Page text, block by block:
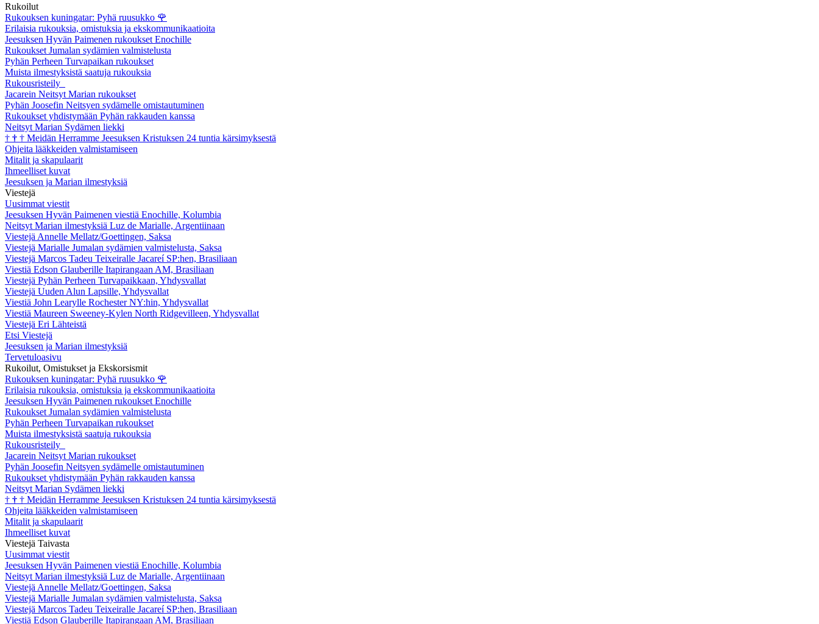
Rukoilut
Rukouksen kuningatar: Pyhä ruusukko 🌹
Erilaisia rukouksia, omistuksia ja ekskommunikaatioita
Jeesuksen Hyvän Paimenen rukoukset Enochille
Rukoukset Jumalan sydämien valmistelusta
Pyhän Perheen Turvapaikan rukoukset
Muista ilmestyksistä saatuja rukouksia
Rukousristeily
Jacarein Neitsyt Marian rukoukset
Pyhän Joosefin Neitsyen sydämelle omistautuminen
Rukoukset yhdistymään Pyhän rakkauden kanssa
Neitsyt Marian Sydämen liekki
† † † Meidän Herramme Jeesuksen Kristuksen 24 tuntia kärsimyksestä
Ohjeita lääkkeiden valmistamiseen
Mitalit ja skapulaarit
Ihmeelliset kuvat
Jeesuksen ja Marian ilmestyksiä
Viestejä
Uusimmat viestit
Jeesuksen Hyvän Paimenen viestiä Enochille, Kolumbia
Neitsyt Marian ilmestyksiä Luz de Marialle, Argentiinaan
Viestejä Annelle Mellatz/Goettingen, Saksa
Viestejä Marialle Jumalan sydämien valmistelusta, Saksa
Viestejä Marcos Tadeu Teixeiralle Jacareí SP:hen, Brasiliaan
Viestiä Edson Glauberille Itapirangaan AM, Brasiliaan
Viestejä Pyhän Perheen Turvapaikkaan, Yhdysvallat
Viestejä Uuden Alun Lapsille, Yhdysvallat
Viestiä John Learylle Rochester NY:hin, Yhdysvallat
Viestiä Maureen Sweeney-Kylen North Ridgevilleen, Yhdysvallat
Viestejä Eri Lähteistä
Etsi Viestejä
Jeesuksen ja Marian ilmestyksiä
Tervetuloasivu
Rukoilut, Omistukset ja Ekskorsismit
Rukouksen kuningatar: Pyhä ruusukko 🌹
Erilaisia rukouksia, omistuksia ja ekskommunikaatioita
Jeesuksen Hyvän Paimenen rukoukset Enochille
Rukoukset Jumalan sydämien valmistelusta
Pyhän Perheen Turvapaikan rukoukset
Muista ilmestyksistä saatuja rukouksia
Rukousristeily
Jacarein Neitsyt Marian rukoukset
Pyhän Joosefin Neitsyen sydämelle omistautuminen
Rukoukset yhdistymään Pyhän rakkauden kanssa
Neitsyt Marian Sydämen liekki
† † † Meidän Herramme Jeesuksen Kristuksen 24 tuntia kärsimyksestä
Ohjeita lääkkeiden valmistamiseen
Mitalit ja skapulaarit
Ihmeelliset kuvat
Viestejä Taivasta
Uusimmat viestit
Jeesuksen Hyvän Paimenen viestiä Enochille, Kolumbia
Neitsyt Marian ilmestyksiä Luz de Marialle, Argentiinaan
Viestejä Annelle Mellatz/Goettingen, Saksa
Viestejä Marialle Jumalan sydämien valmistelusta, Saksa
Viestejä Marcos Tadeu Teixeiralle Jacareí SP:hen, Brasiliaan
Viestiä Edson Glauberille Itapirangaan AM, Brasiliaan